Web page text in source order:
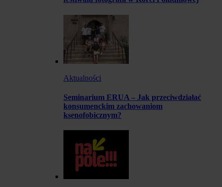
Aktualności
Seminarium ERUA – Jak przeciwdziałać
konsumenckim zachowaniom
ksenofobicznym?